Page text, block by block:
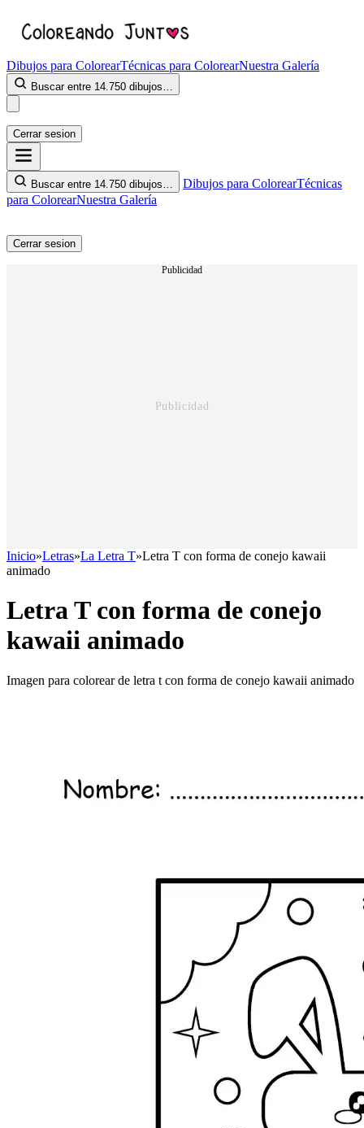
Dibujos para ColorearTécnicas para ColorearNuestra Galería
Buscar entre 14.750 dibujos…
Cerrar sesion
Buscar entre 14.750 dibujos… Dibujos para ColorearTécnicas
para ColorearNuestra Galería
Cerrar sesion
Publicidad
Inicio»Letras»La Letra T»Letra T con forma de conejo kawaii
animado
Letra T con forma de conejo
kawaii animado
Imagen para colorear de letra t con forma de conejo kawaii animado